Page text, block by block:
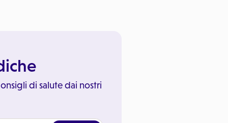
di salute dai nostri